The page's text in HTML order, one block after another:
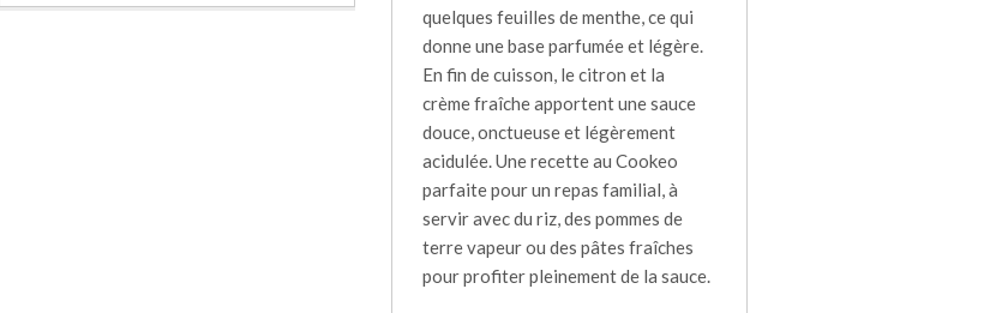
quelques feuilles de menthe, ce qui
donne une base parfumée et légère.
En fin de cuisson, le citron et la
crème fraîche apportent une sauce
douce, onctueuse et légèrement
acidulée. Une recette au Cookeo
parfaite pour un repas familial, à
servir avec du riz, des pommes de
terre vapeur ou des pâtes fraîches
pour profiter pleinement de la sauce.